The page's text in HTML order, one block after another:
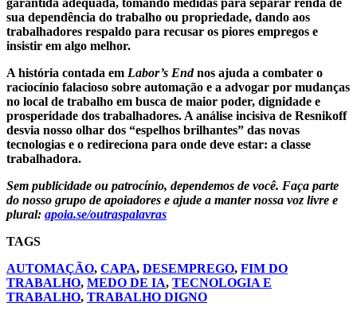
garantida adequada, tomando medidas para separar renda de
sua dependência do trabalho ou propriedade, dando aos
trabalhadores respaldo para recusar os piores empregos e
insistir em algo melhor.
A história contada em Labor’s Endnos ajuda a combater o
raciocínio falacioso sobre automação e a advogar por mudanças
no local de trabalho em busca de maior poder, dignidade e
prosperidade dos trabalhadores. A análise incisiva de Resnikoff
desvia nosso olhar dos “espelhos brilhantes” das novas
tecnologias e o redireciona para onde deve estar: a classe
trabalhadora.
Sem publicidade ou patrocínio, dependemos de você. Faça parte
do nosso grupo de apoiadores e ajude a manter nossa voz livre e
plural: apoia.se/outraspalavras
TAGS
AUTOMAÇÃO, CAPA, DESEMPREGO, FIM DO
TRABALHO, MEDO DE IA, TECNOLOGIA E
TRABALHO, TRABALHO DIGNO